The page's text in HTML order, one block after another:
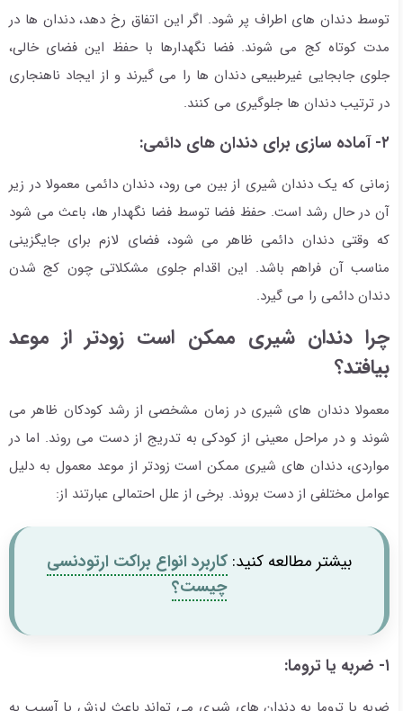
توسط دندان های اطراف پر شود. اگر این اتفاق رخ دهد، دندان ها در
مدت کوتاه کج می شوند. فضا نگهدارها با حفظ این فضای خالی،
جلوی جابجایی غیرطبیعی دندان ها را می گیرند و از ایجاد ناهنجاری
در ترتیب دندان ها جلوگیری می کنند.
۲- آماده سازی برای دندان های دائمی:
زمانی که یک دندان شیری از بین می رود، دندان دائمی معمولا در زیر
آن در حال رشد است. حفظ فضا توسط فضا نگهدار ها، باعث می شود
که وقتی دندان دائمی ظاهر می شود، فضای لازم برای جایگزینی
مناسب آن فراهم باشد. این اقدام جلوی مشکلاتی چون کج شدن
دندان دائمی را می گیرد.
چرا دندان شیری ممکن است زودتر از موعد
بیافتد؟
معمولا دندان های شیری در زمان مشخصی از رشد کودکان ظاهر می
شوند و در مراحل معینی از کودکی به تدریج از دست می روند. اما در
مواردی، دندان های شیری ممکن است زودتر از موعد معمول به دلیل
عوامل مختلفی از دست بروند. برخی از علل احتمالی عبارتند از:
بیشتر مطالعه کنید: کاربرد انواع براکت ارتودنسی
چیست؟
۱- ضربه یا تروما: